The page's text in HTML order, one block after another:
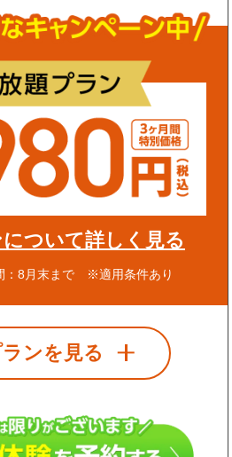
ついて詳しく見る
：8月末まで ※適用条件あり
ンを見る